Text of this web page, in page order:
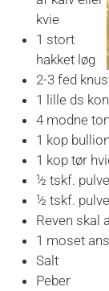
kvie
1 stort
hakket løg
2-3 fed
1 lille ds
4 modne
1 kop bullion
1 kop tør
½ tskf.
½ tskf.
Reven skal
1 moset
Salt
Peber